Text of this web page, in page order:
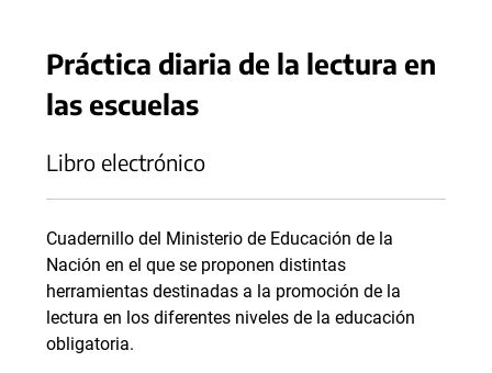
Práctica diaria de la lectura en
las escuelas
Libro electrónico
Cuadernillo del Ministerio de Educación de la
Nación en el que se proponen distintas
herramientas destinadas a la promoción de la
lectura en los diferentes niveles de la educación
obligatoria.